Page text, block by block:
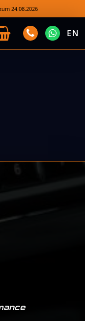
24.08.2026
EN